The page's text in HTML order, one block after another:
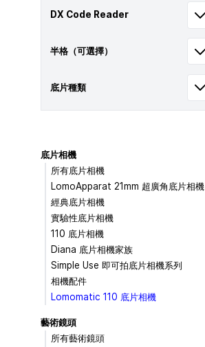
DX Code Reader
半格（可選擇）
底片種類
底片相機
所有底片相機
LomoApparat 21mm 超廣角底片相機
經典底片相機
實驗性底片相機
110 底片相機
Diana 底片相機家族
Simple Use 即可拍底片相機系列
相機配件
Lomomatic 110 底片相機
藝術鏡頭
所有藝術鏡頭